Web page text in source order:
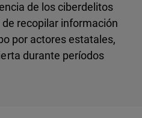
de los ciberdelitos
recopilar información
por actores estatales,
durante períodos